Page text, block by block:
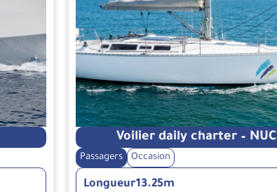
Voilier daily charter – NUC
Passagers Occasion
Longueur13.25m